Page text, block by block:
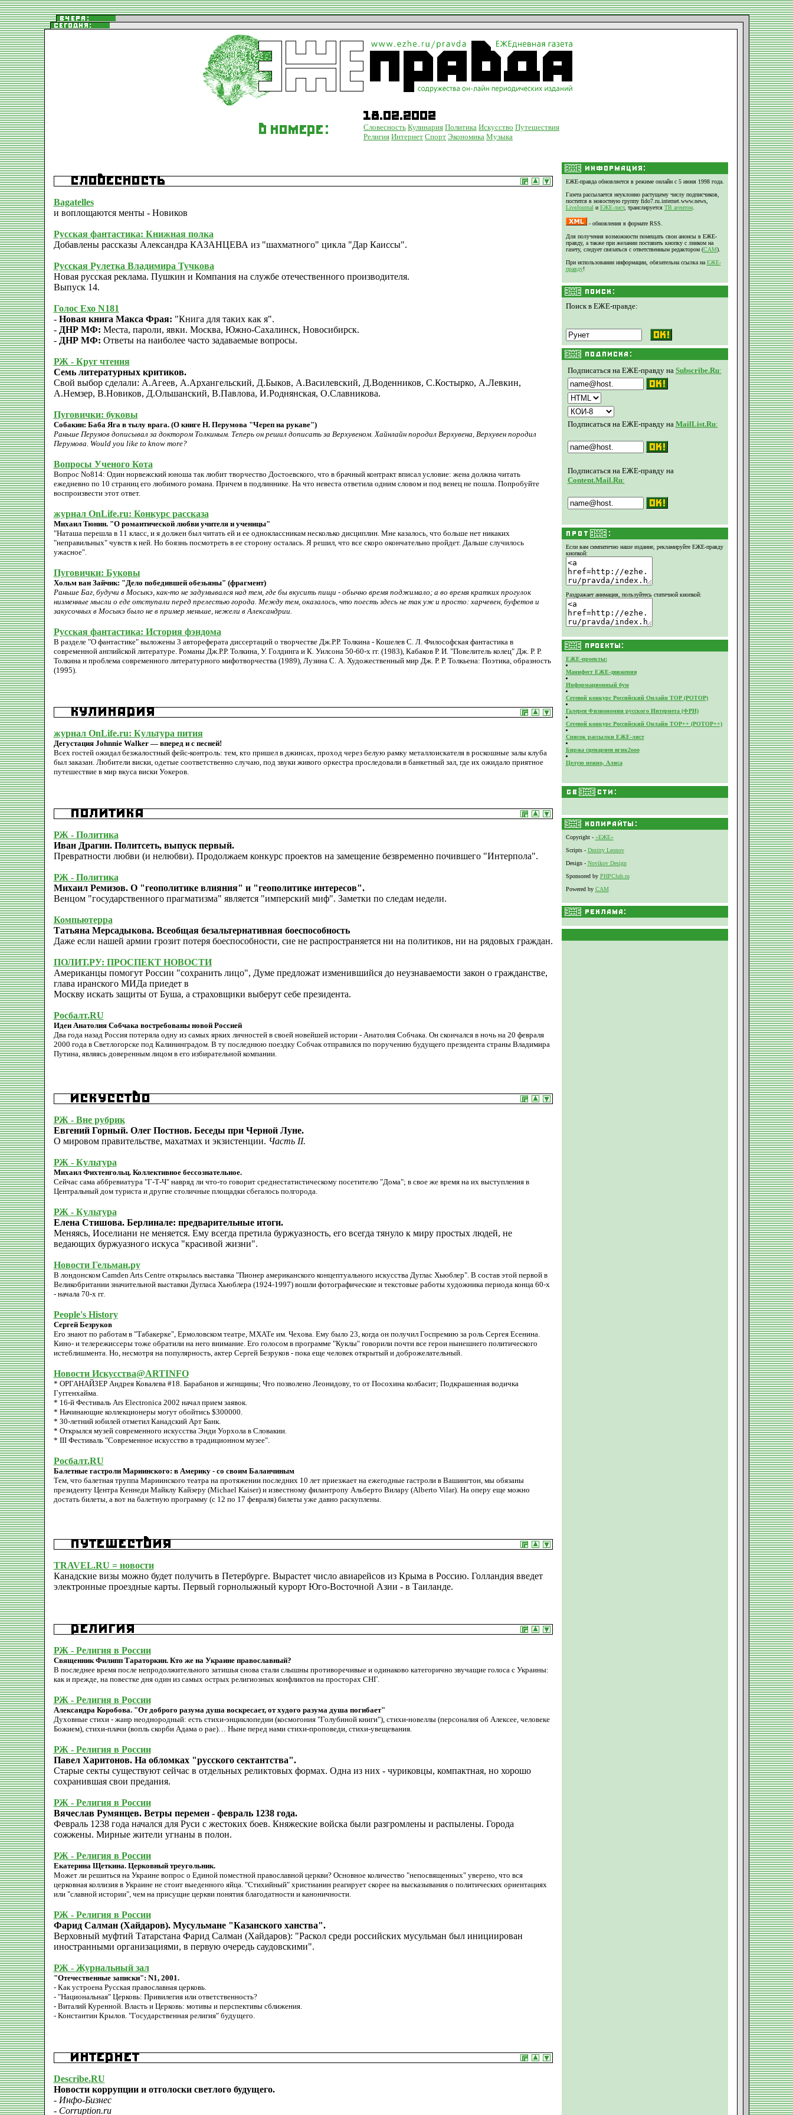
Словесность Кулинария Политика Искусство Путешествия
Религия Интернет Спорт Экономика Музыка
Bagatelles
и воплощаются менты - Новиков
Русская фантастика: Книжная полка
Добавлены рассказы Александра КАЗАHЦЕВА из "шахматного" цикла "Дар Каиссы".
Русская Рулетка Владимира Тучкова
Новая русская реклама. Пушкин и Компания на службе отечественного производителя.
Выпуск 14.
Голос Ехо N181
- Новая книга Макса Фрая: "Книга для таких как я".
- ДНР МФ: Места, пароли, явки. Москва, Южно-Сахалинск, Новосибирск.
- ДНР МФ: Ответы на наиболее часто задаваемые вопросы.
РЖ - Круг чтения
Семь литературных критиков.
Свой выбор сделали: А.Агеев, А.Архангельский, Д.Быков, А.Василевский, Д.Воденников, С.Костырко, А.Левкин,
А.Немзер, В.Новиков, Д.Ольшанский, В.Павлова, И.Роднянская, О.Славникова.
Пуговички: буковы
Собакин: Баба Яга в тылу врага. (О книге Н. Перумова "Череп на рукаве")
Раньше Перумов дописывал за доктором Толкиным. Теперь он решил дописать за Верхувеном. Хайнлайн породил Верхувена, Верхувен породил
Перумова. Would you like to know more?
Вопросы Ученого Кота
Вопрос No814: Один норвежский юноша так любит творчество Достоевского, что в брачный контракт вписал условие: жена должна читать
ежедневно по 10 страниц его любимого романа. Причем в подлиннике. На что невеста ответила одним словом и под венец не пошла. Попробуйте
воспроизвести этот ответ.
журнал OnLife.ru: Конкурс рассказа
Михаил Тюнин. "О романтической любви учителя и ученицы"
"Наташа перешла в 11 класс, и я должен был читать ей и ее одноклассникам несколько дисциплин. Мне казалось, что больше нет никаких
"неправильных" чувств к ней. Но боязнь посмотреть в ее сторону осталась. Я решил, что все скоро окончательно пройдет. Дальше случилось
ужасное".
Пуговички: Буковы
Хольм ван Зайчик: "Дело победившей обезьяны" (фрагмент)
Раньше Баг, будучи в Мосыкэ, как-то не задумывался над тем, где бы вкусить пищи - обычно время поджимало; а во время кратких прогулок
низменные мысли о еде отступали перед прелестью города. Между тем, оказалось, что поесть здесь не так уж и просто: харчевен, буфетов и
закусочных в Мосыкэ было не в пример меньше, нежели в Александрии.
Русская фантастика: История фэндома
В разделе "О фантастике" выложены 3 автореферата диссертаций о творчестве Дж.Р.Р. Толкина - Кошелев С. Л. Философская фантастика в
современной английской литературе. Романы Дж.Р.Р. Толкина, У. Голдинга и К. Уилсона 50-60-х гг. (1983), Кабаков Р. И. "Повелитель колец" Дж. Р. Р.
Толкина и проблема современного литературного мифотворчества (1989), Лузина С. А. Художественный мир Дж. Р. Р. Толкьена: Поэтика, образность
(1995).
журнал OnLife.ru: Культура пития
Дегустация Johnnie Walker — вперед и с песней!
Всех гостей ожидал безжалостный фейс-контроль: тем, кто пришел в джинсах, проход через белую рамку металлоискателя в роскошные залы клуба
был заказан. Любители виски, одетые соответственно случаю, под звуки живого оркестра проследовали в банкетный зал, где их ожидало приятное
путешествие в мир вкуса виски Уокеров.
РЖ - Политика
Иван Драгин. Политсеть, выпуск первый.
Превратности любви (и нелюбви). Продолжаем конкурс проектов на замещение безвременно почившего "Интерпола".
РЖ - Политика
Михаил Ремизов. О "геополитике влияния" и "геополитике интересов".
Венцом "государственного прагматизма" является "имперский миф". Заметки по следам недели.
Компьютерра
Татьяна Мерсадыкова. Всеобщая безальтернативная боеспособность
Даже если нашей армии грозит потеря боеспособности, сие не распространяется ни на политиков, ни на рядовых граждан.
ПОЛИТ.РУ: ПРОСПЕКТ НОВОСТИ
Американцы помогут России "сохранить лицо", Думе предложат изменившийся до неузнаваемости закон о гражданстве,
глава иранского МИДа приедет в
Москву искать защиты от Буша, а страховщики выберут себе президента.
Росбалт.RU
Идеи Анатолия Собчака востребованы новой Россией
Два года назад Россия потеряла одну из самых ярких личностей в своей новейшей истории - Анатолия Собчака. Он скончался в ночь на 20 февраля
2000 года в Светлогорске под Калининградом. В ту последнюю поездку Собчак отправился по поручению будущего президента страны Владимира
Путина, являясь доверенным лицом в его избирательной компании.
РЖ - Вне рубрик
Евгений Горный. Олег Постнов. Беседы при Черной Луне.
О мировом правительстве, махатмах и экзистенции. Часть II.
РЖ - Культура
Михаил Фихтенгольц. Коллективное бессознательное.
Сейчас сама аббревиатура "Г-Т-Ч" навряд ли что-то говорит среднестатистическому посетителю "Дома"; в свое же время на их выступления в
Центральный дом туриста и другие столичные площадки сбегалось полгорода.
РЖ - Культура
Елена Стишова. Берлинале: предварительные итоги.
Меняясь, Иоселиани не меняется. Ему всегда претила буржуазность, его всегда тянуло к миру простых людей, не
ведающих буржуазного искуса "красивой жизни".
Новости Гельман.ру
В лондонском Camden Arts Centre открылась выставка "Пионер американского концептуального искусства Дуглас Хьюблер". В состав этой первой в
Великобритании значительной выставки Дугласа Хьюблера (1924-1997) вошли фотографические и текстовые работы художника периода конца 60-х
- начала 70-х гг.
People's History
Cергей Безруков
Его знают по работам в "Табакерке", Ермоловском театре, МХАТе им. Чехова. Ему было 23, когда он получил Госпремию за роль Сергея Есенина.
Кино- и телережиссеры тоже обратили на него внимание. Его голосом в программе "Куклы" говорили почти все герои нынешнего политического
истеблишмента. Но, несмотря на популярность, актер Сергей Безруков - пока еще человек открытый и доброжелательный.
Новости Искусства@ARTINFO
* ОРГАНАЙЗЕР Андрея Ковалева #18. Барабанов и женщины; Что позволено Леонидову, то от Посохина колбасит; Подкрашенная водичка
Гуггенхайма.
* 16-й Фестиваль Ars Electronica 2002 начал прием заявок.
* Начинающие коллекционеры могут обойтись $300000.
* 30-летний юбилей отметил Канадский Арт Банк.
* Открылся музей современного искусства Энди Уорхола в Словакии.
* III Фестиваль "Современное искусство в традиционном музее".
Росбалт.RU
Балетные гастроли Мариинского: в Америку - со своим Баланчиным
Тем, что балетная труппа Мариинского театра на протяжении последних 10 лет приезжает на ежегодные гастроли в Вашингтон, мы обязаны
президенту Центра Кеннеди Майклу Кайзеру (Michael Kaiser) и известному филантропу Альберто Вилару (Alberto Vilar). На оперу еще можно
достать билеты, а вот на балетную программу (с 12 по 17 февраля) билеты уже давно раскуплены.
TRAVEL.RU = новости
Канадские визы можно будет получить в Петербурге. Вырастет число авиарейсов из Крыма в Россию. Голландия введет
электронные проездные карты. Первый горнолыжный курорт Юго-Восточной Азии - в Таиланде.
РЖ - Религия в России
Священник Филипп Тараторкин. Кто же на Украине православный?
В последнее время после непродолжительного затишья снова стали слышны противоречивые и одинаково категорично звучащие голоса с Украины:
как и прежде, на повестке дня один из самых острых религиозных конфликтов на просторах СНГ.
РЖ - Религия в России
Александра Коробова. "От доброго разума душа воскресает, от худого разума душа погибает"
Духовные стихи - жанр неоднородный: есть стихи-энциклопедии (космогония "Голубиной книги"), стихи-новеллы (персоналия об Алексее, человеке
Божием), стихи-плачи (вопль скорби Адама о рае)… Ныне перед нами стихи-проповеди, стихи-увещевания.
РЖ - Религия в России
Павел Харитонов. На обломках "русского сектантства".
Старые секты существуют сейчас в отдельных реликтовых формах. Одна из них - чуриковцы, компактная, но хорошо
сохранившая свои предания.
РЖ - Религия в России
Вячеслав Румянцев. Ветры перемен - февраль 1238 года.
Февраль 1238 года начался для Руси с жестоких боев. Княжеские войска были разгромлены и распылены. Города
сожжены. Мирные жители угнаны в полон.
РЖ - Религия в России
Екатерина Щеткина. Церковный треугольник.
Может ли решиться на Украине вопрос о Единой поместной православной церкви? Основное количество "непосвященных" уверено, что вся
церковная коллизия в Украине не стоит выеденного яйца. "Стихийный" христианин реагирует скорее на высказывания о политических ориентациях
или "славной истории", чем на присущие церкви понятия благодатности и каноничности.
РЖ - Религия в России
Фарид Салман (Хайдаров). Мусульмане "Казанского ханства".
Верховный муфтий Татарстана Фарид Салман (Хайдаров): "Раскол среди российских мусульман был инициирован
иностранными организациями, в первую очередь саудовскими".
РЖ - Журнальный зал
"Отечественные записки": N1, 2001.
- Как устроена Русская православная церковь.
- "Национальная" Церковь: Привилегия или ответственность?
- Виталий Куренной. Власть и Церковь: мотивы и перспективы сближения.
- Константин Крылов. "Государственная религия" будущего.
Describe.RU
Новости коррупции и отголоски светлого будущего.
- Инфо-Бизнес
- Сorruption.ru
ЕЖЕ-правда обновляется в режиме онлайн с 5 июня 1998 года.
Газета рассылается неуклонно растущему числу подписчиков,
постится в новостную группу fido7.ru.internet.www.news,
LiveJournal и ЕЖЕ-лист, транслируется ТВ агентом.
- обновления в формате RSS.
Для получения возможности помещать свои анонсы в ЕЖЕ-
правду, а также при желании поставить кнопку с линком на
газету, следует связаться с ответственным редактором (CAM).
При использовании информации, обязательна ссылка на ЕЖЕ-
правду!
Поиск в ЕЖЕ-правде:
Подписаться на ЕЖЕ-правду на Subscribe.Ru:
Подписаться на ЕЖЕ-правду на MailList.Ru:
Подписаться на ЕЖЕ-правду на
Content.Mail.Ru:
Если вам симпатично наше издание, рекламируйте ЕЖЕ-правду
кнопкой:
Раздражает анимация, пользуйтесь статичной кнопкой:
ЕЖЕ-проекты:
Манифест ЕЖЕ-движения
Информационный бум
Сетевой конкурс Российский Онлайн ТОР (РОТОР)
Галерея Физиономии русского Интернета (ФРИ)
Сетевой конкурс Российский Онлайн ТОР++ (РОТОР++)
Список рассылки ЕЖЕ-лист
Биржа сценариев вгик2ооо
Целую нежно, Алиса
Copyright - «ЕЖЕ»
Scripts - Dmitry Leonov
Design - Novikov Design
Sponsored by PHPClub.ru
Powered by CAM